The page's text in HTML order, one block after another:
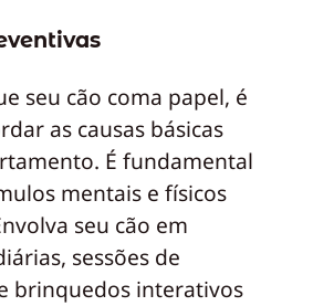
seu cão coma papel, é
as causas básicas
É fundamental
mentais e físicos
seu cão em
sessões de
brinquedos interativos